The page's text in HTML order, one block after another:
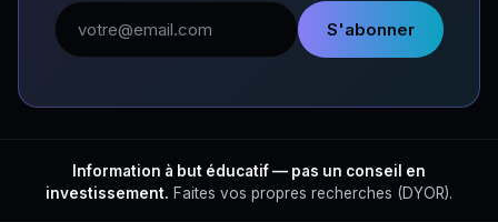
Adresse email
S'abonner
Information à but éducatif — pas un conseil en
investissement. Faites vos propres recherches (DYOR).